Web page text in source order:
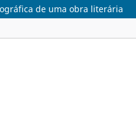
de uma obra literária